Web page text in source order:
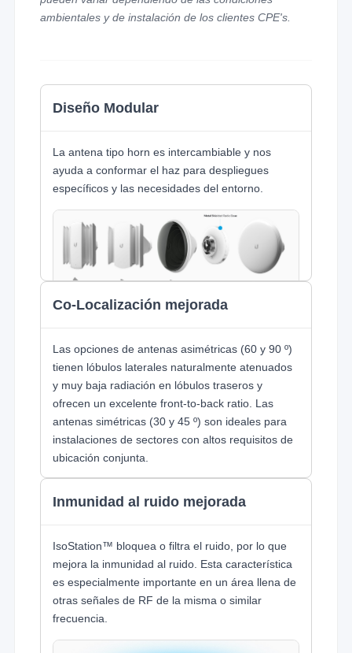
ambientales y de instalación de los clientes CPE's.
Diseño Modular
La antena tipo horn es intercambiable y nos
ayuda a conformar el haz para despliegues
específicos y las necesidades del entorno.
Co-Localización mejorada
Las opciones de antenas asimétricas (60 y 90 º)
tienen lóbulos laterales naturalmente atenuados
y muy baja radiación en lóbulos traseros y
ofrecen un excelente front-to-back ratio. Las
antenas simétricas (30 y 45 º) son ideales para
instalaciones de sectores con altos requisitos de
ubicación conjunta.
Inmunidad al ruido mejorada
IsoStation™ bloquea o filtra el ruido, por lo que
mejora la inmunidad al ruido. Esta característica
es especialmente importante en un área llena de
otras señales de RF de la misma o similar
frecuencia.